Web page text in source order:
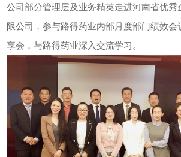
公司部分管理层及业务精英走进河南省优秀
限公司，参与路得药业内部月度部门绩效会
享会，与路得药业深入交流学习。